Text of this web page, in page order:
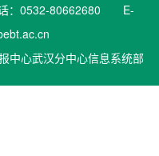
话：0532-80662680 E-
中心武汉分中心信息系统部